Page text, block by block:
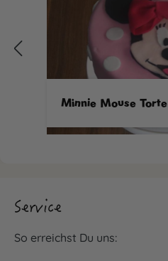
Minnie Mouse Torte
Service
So erreichst Du uns: